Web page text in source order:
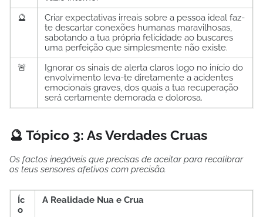
🔮
Criar expectativas irreais sobre a pessoa ideal faz-
te descartar conexões humanas maravilhosas,
sabotando a tua própria felicidade ao buscares
uma perfeição que simplesmente não existe.
🚨
Ignorar os sinais de alerta claros logo no início do
envolvimento leva-te diretamente a acidentes
emocionais graves, dos quais a tua recuperação
será certamente demorada e dolorosa.
🔮 Tópico 3: As Verdades Cruas
Os factos inegáveis que precisas de aceitar para recalibrar
os teus sensores afetivos com precisão.
Íc
o
A Realidade Nua e Crua